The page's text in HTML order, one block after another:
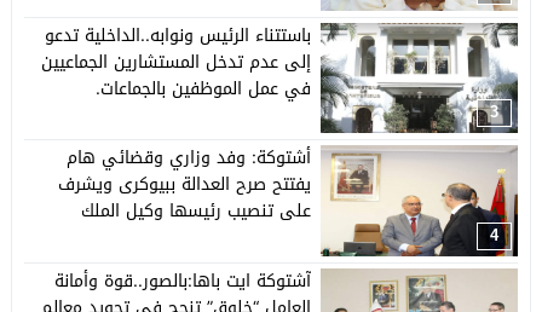
3
باستتناء الرئيس ونوابه..الداخلية تدعو
إلى عدم تدخل المستشارين الجماعيين
في عمل الموظفين بالجماعات.
4
أشتوكة: وفد وزاري وقضائي هام
يفتتح صرح العدالة ببيوكرى ويشرف
على تنصيب رئيسها وكيل الملك
آشتوكة ايت باها:بالصور..قوة وأمانة